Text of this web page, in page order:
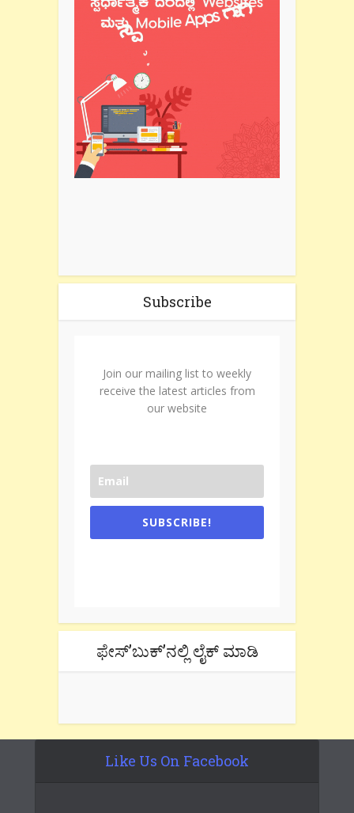
Subscribe
Join our mailing list to weekly
receive the latest articles from
our website
SUBSCRIBE!
ಫೇಸ್’ಬುಕ್’ನಲ್ಲಿ ಲೈಕ್ ಮಾಡಿ
Like Us On Facebook